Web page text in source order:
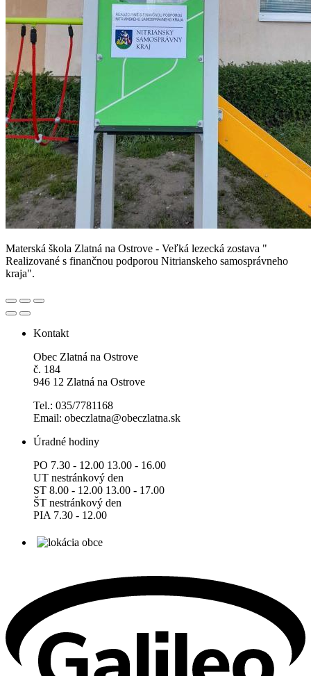
Materská škola Zlatná na Ostrove - Veľká lezecká zostava "
Realizované s finančnou podporou Nitrianskeho samosprávneho
kraja".
Kontakt
Obec Zlatná na Ostrove
č. 184
946 12 Zlatná na Ostrove
Tel.: 035/7781168
Email: obeczlatna@obeczlatna.sk
Úradné hodiny
PO 7.30 - 12.00 13.00 - 16.00
UT nestránkový den
ST 8.00 - 12.00 13.00 - 17.00
ŠT nestránkový den
PIA 7.30 - 12.00